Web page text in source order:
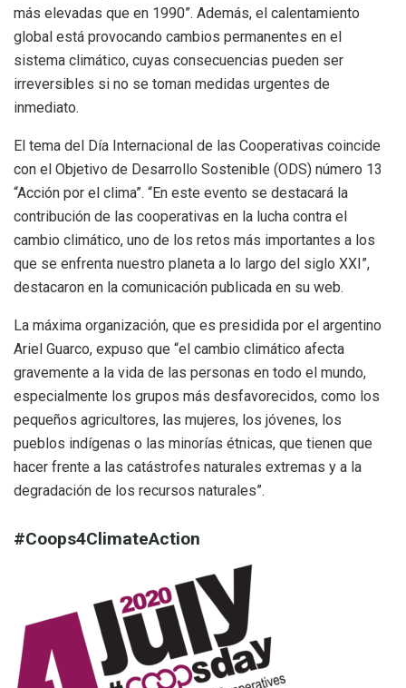
más elevadas que en 1990”. Además, el calentamiento
global está provocando cambios permanentes en el
sistema climático, cuyas consecuencias pueden ser
irreversibles si no se toman medidas urgentes de
inmediato.
El tema del Día Internacional de las Cooperativas coincide
con el Objetivo de Desarrollo Sostenible (ODS) número 13
“Acción por el clima”. “En este evento se destacará la
contribución de las cooperativas en la lucha contra el
cambio climático, uno de los retos más importantes a los
que se enfrenta nuestro planeta a lo largo del siglo XXI”,
destacaron en la comunicación publicada en su web.
La máxima organización, que es presidida por el argentino
Ariel Guarco, expuso que “el cambio climático afecta
gravemente a la vida de las personas en todo el mundo,
especialmente los grupos más desfavorecidos, como los
pequeños agricultores, las mujeres, los jóvenes, los
pueblos indígenas o las minorías étnicas, que tienen que
hacer frente a las catástrofes naturales extremas y a la
degradación de los recursos naturales”.
#Coops4ClimateAction